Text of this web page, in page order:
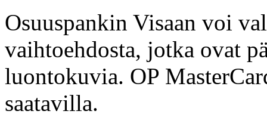
Osuuspankin Visaan voi
vaihtoehdosta, jotka ovat
luontokuvia. OP
saatavilla.